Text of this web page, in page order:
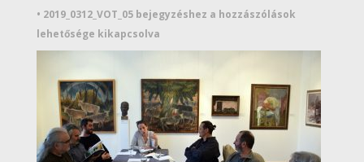
• 2019_0312_VOT_05 bejegyzéshez a hozzászólások
lehetősége kikapcsolva